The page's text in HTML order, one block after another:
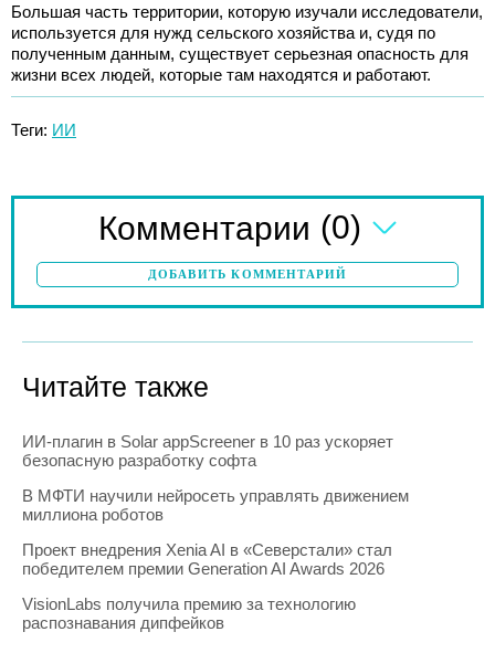
Большая часть территории, которую изучали исследователи,
используется для нужд сельского хозяйства и, судя по
полученным данным, существует серьезная опасность для
жизни всех людей, которые там находятся и работают.
Теги: ИИ
Комментарии (0)
ДОБАВИТЬ КОММЕНТАРИЙ
Читайте также
ИИ-плагин в Solar appScreener в 10 раз ускоряет
безопасную разработку софта
В МФТИ научили нейросеть управлять движением
миллиона роботов
Проект внедрения Xenia AI в «Северстали» стал
победителем премии Generation AI Awards 2026
VisionLabs получила премию за технологию
распознавания дипфейков